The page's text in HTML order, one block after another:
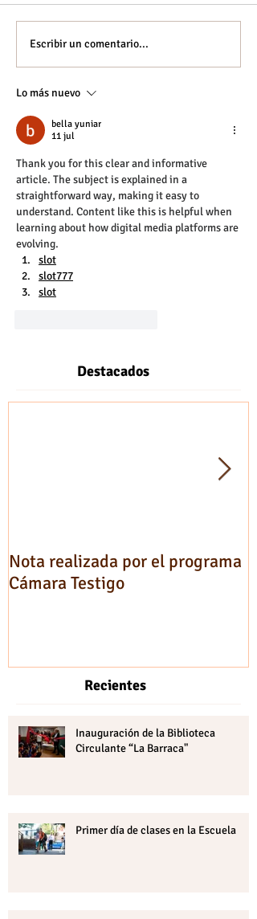
Escribir un comentario...
Lo más nuevo
bella yuniar
11 jul
Thank you for this clear and informative
article. The subject is explained in a
straightforward way, making it easy to
understand. Content like this is helpful when
learning about how digital media platforms are
evolving.
slot
slot777
slot
Destacados
Nota realizada por el programa
Cámara Testigo
Recientes
Inauguración de la Biblioteca
Circulante “La Barraca"
Primer día de clases en la Escuela